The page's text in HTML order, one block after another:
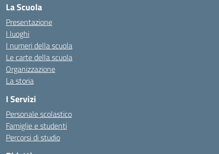
La Scuola
Presentazione
I luoghi
I numeri della scuola
Le carte della scuola
Organizzazione
La storia
I Servizi
Personale scolastico
Famiglie e studenti
Percorsi di studio